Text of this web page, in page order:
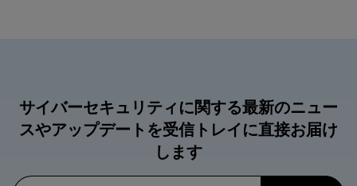
サイバーセキュリティに関する最新のニュー
スやアップデートを受信トレイに直接お届け
します